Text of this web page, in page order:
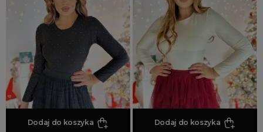
Dodaj do koszyka Dodaj do koszyka